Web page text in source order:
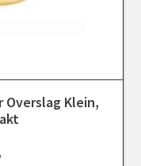
Overslag Klein,